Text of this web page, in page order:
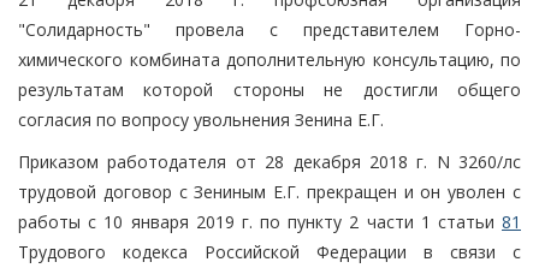
"Солидарность" провела с представителем Горно-
химического комбината дополнительную консультацию, по
результатам которой стороны не достигли общего
согласия по вопросу увольнения Зенина Е.Г.
Приказом работодателя от 28 декабря 2018 г. N 3260/лс
трудовой договор с Зениным Е.Г. прекращен и он уволен с
работы с 10 января 2019 г. по пункту 2 части 1 статьи 81
Трудового кодекса Российской Федерации в связи с